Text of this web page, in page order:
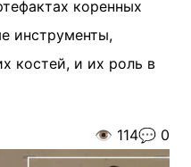
коренных
инструменты,
костей, и их роль в
👁️ 114💬 0